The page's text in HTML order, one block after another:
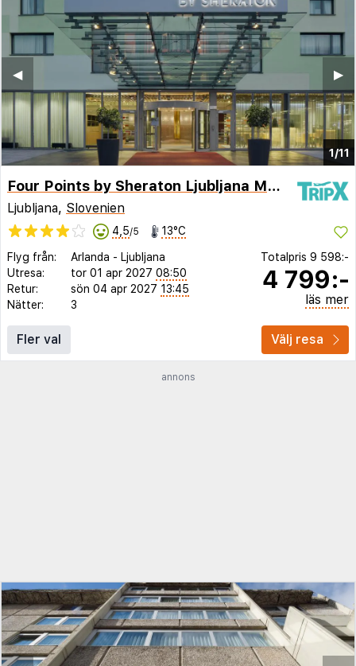
1/11
▶︎
◀︎
Four Points by Sheraton Ljubljana Mons
Ljubljana, Slovenien
4,5/5 13°C
Flyg från: Arlanda - Ljubljana
Utresa:
tor 01 apr 2027 08:50
Retur:
sön 04 apr 2027 13:45
Nätter:
3
Totalpris 9 598:-
4 799:-
läs mer
Fler val Välj resa
annons